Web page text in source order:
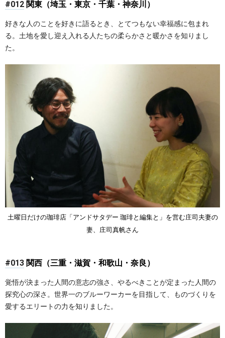
#012 関東（埼玉・東京・千葉・神奈川）
好きな人のことを好きに語るとき、とてつもない幸福感に包まれ
る。土地を愛し迎え入れる人たちの柔らかさと暖かさを知りまし
た。
土曜日だけの珈琲店「アンドサタデー 珈琲と編集と」を営む庄司夫妻の
妻、庄司真帆さん
#013 関西（三重・滋賀・和歌山・奈良）
覚悟が決まった人間の意志の強さ、やるべきことが定まった人間の
探究心の深さ。世界一のブルーワーカーを目指して、ものづくりを
愛するエリートの力を知りました。